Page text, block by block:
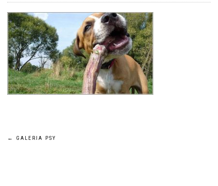
Nawigacja
← GALERIA PSY